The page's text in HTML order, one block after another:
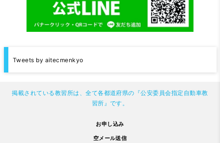
Tweets by aitecmenkyo
掲載されている教習所は、全て各都道府県の『公安委員会指定自動車教
習所』です。
お申し込み
空メール送信